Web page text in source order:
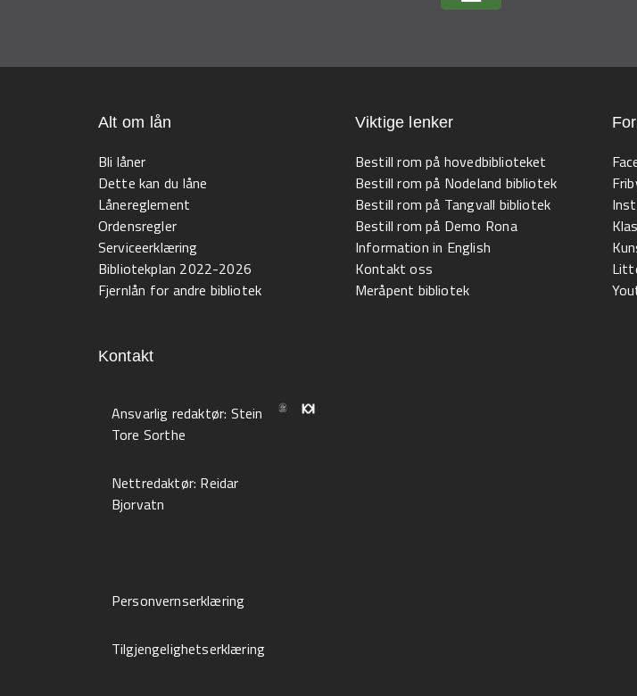
Alt om lån
Bli låner
Dette kan du låne
Lånereglement
Ordensregler
Serviceerklæring
Bibliotekplan 2022-2026
Fjernlån for andre bibliotek
Viktige lenker
Bestill rom på hovedbiblioteket
Bestill rom på Nodeland bibliotek
Bestill rom på Tangvall bibliotek
Bestill rom på Demo Rona
Information in English
Kontakt oss
Meråpent bibliotek
Kontakt
Ansvarlig redaktør: Stein
Tore Sorthe
Nettredaktør: Reidar
Bjorvatn
Personvernserklæring
Tilgjengelighetserklæring